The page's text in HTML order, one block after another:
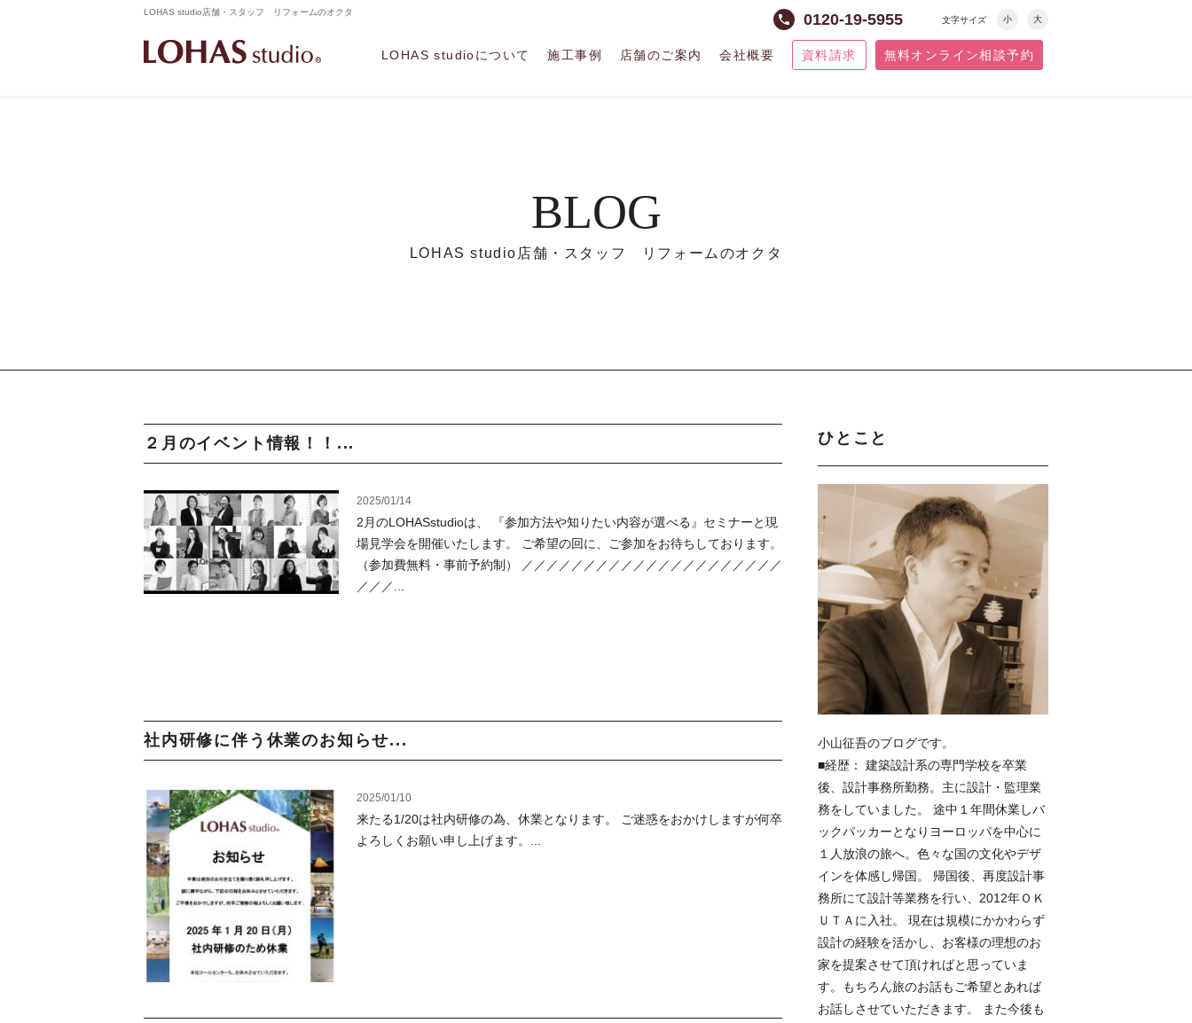
LOHAS studio店舗・スタッフ リフォームのオクタ
phone 0120-19-5955 文字サイズ 小 大
LOHAS studioについて 施工事例 店舗のご案内 会社概要 資料請求 無料オンライン相談予約
BLOG
LOHAS studio店舗・スタッフ リフォームのオクタ
２月のイベント情報！！...
2025/01/14
2月のLOHASstudioは、 『参加方法や知りたい内容が選べる』セミナーと現
場見学会を開催いたします。 ご希望の回に、ご参加をお待ちしております。
（参加費無料・事前予約制） ／／／／／／／／／／／／／／／／／／／／／
／／／...
社内研修に伴う休業のお知らせ...
2025/01/10
来たる1/20は社内研修の為、休業となります。 ご迷惑をおかけしますが何卒
よろしくお願い申し上げます。...
ひとこと
小山征吾のブログです。
■経歴： 建築設計系の専門学校を卒業
後、設計事務所勤務。主に設計・監理業
務をしていました。 途中１年間休業しバ
ックパッカーとなりヨーロッパを中心に
１人放浪の旅へ。色々な国の文化やデザ
インを体感し帰国。 帰国後、再度設計事
務所にて設計等業務を行い、2012年ＯＫ
ＵＴＡに入社。 現在は規模にかかわらず
設計の経験を活かし、お客様の理想のお
家を提案させて頂ければと思っていま
す。もちろん旅のお話もご希望とあれば
お話しさせていただきます。 また今後も